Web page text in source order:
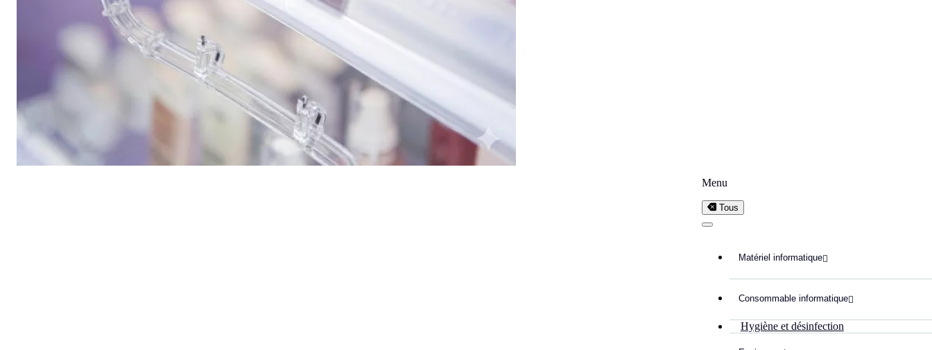
Menu
Tous
Matériel informatique
Consommable informatique
Hygiène et désinfection